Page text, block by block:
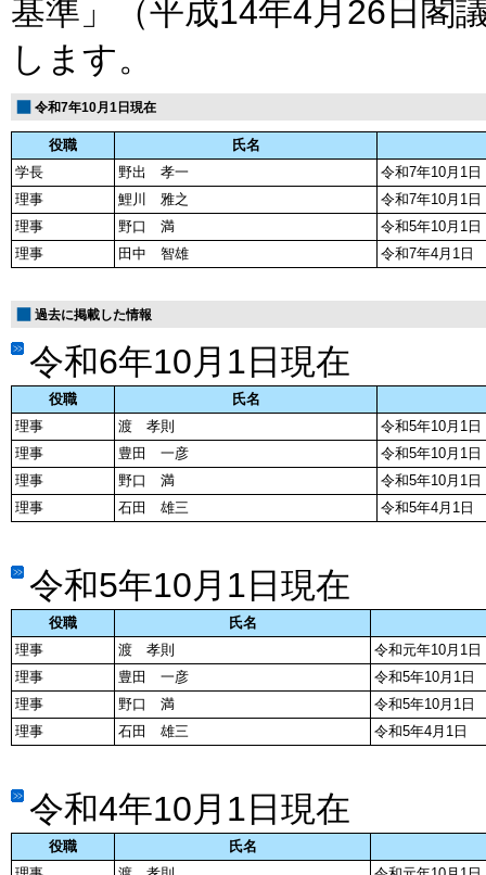
基準」（平成14年4月26日閣
します。
令和7年10月1日現在
役職
氏名
学長
野出 孝一
令和7年10月1日
理事
鯉川 雅之
令和7年10月1日
理事
野口 満
令和5年10月1日
理事
田中 智雄 令和7年4月1日
過去に掲載した情報
令和6年10月1日現在
役職
氏名
理事
渡 孝則
令和5年10月1日
理事
豊田 一彦
令和5年10月1日
理事
野口 満
令和5年10月1日
理事
石田 雄三 令和5年4月1日
令和5年10月1日現在
役職
氏名
理事
渡 孝則
令和元年10月1日
理事
豊田 一彦
令和5年10月1日
理事
野口 満
令和5年10月1日
理事
石田 雄三 令和5年4月1日
令和4年10月1日現在
役職
氏名